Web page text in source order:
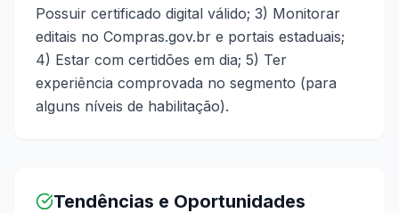
Possuir certificado digital válido; 3) Monitorar
editais no Compras.gov.br e portais estaduais;
4) Estar com certidões em dia; 5) Ter
experiência comprovada no segmento (para
alguns níveis de habilitação).
Tendências e Oportunidades